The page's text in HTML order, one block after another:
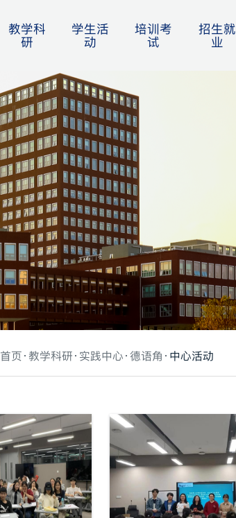
教学科
研
学生活
动
培训考
试
招生就
业
首页 教学科研 实践中心 德语角 中心活动